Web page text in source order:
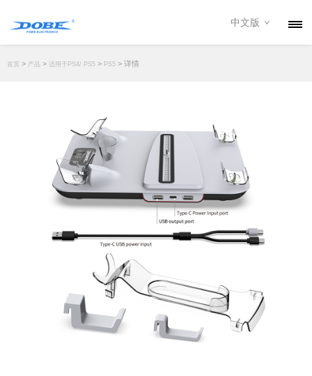
联系我们
下载专区
经销商
中文版
首页 > 产品 > 适用于PS4/ PS5 > PS5 > 详情